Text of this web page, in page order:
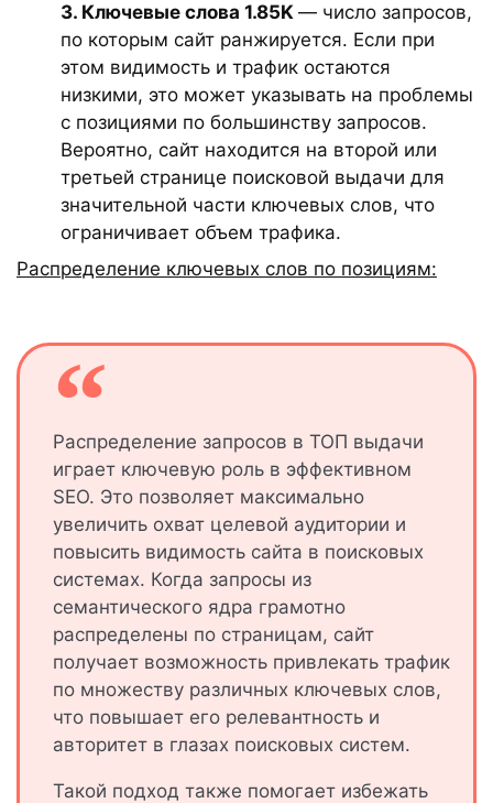
3. Ключевые слова 1.85K — число запросов,
по которым сайт ранжируется. Если при
этом видимость и трафик остаются
низкими, это может указывать на проблемы
с позициями по большинству запросов.
Вероятно, сайт находится на второй или
третьей странице поисковой выдачи для
значительной части ключевых слов, что
ограничивает объем трафика.
Распределение ключевых слов по позициям:
Распределение запросов в ТОП выдачи
играет ключевую роль в эффективном
SEO. Это позволяет максимально
увеличить охват целевой аудитории и
повысить видимость сайта в поисковых
системах. Когда запросы из
семантического ядра грамотно
распределены по страницам, сайт
получает возможность привлекать трафик
по множеству различных ключевых слов,
что повышает его релевантность и
авторитет в глазах поисковых систем.
Такой подход также помогает избежать